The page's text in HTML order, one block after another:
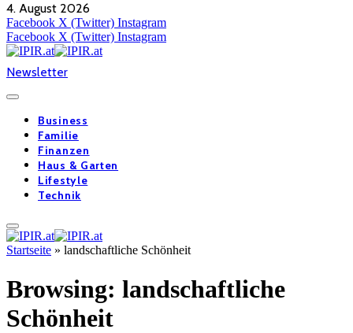
4. August 2026
Facebook X (Twitter) Instagram
Facebook X (Twitter) Instagram
Newsletter
Business
Familie
Finanzen
Haus & Garten
Lifestyle
Technik
Startseite » landschaftliche Schönheit
Browsing: landschaftliche
Schönheit